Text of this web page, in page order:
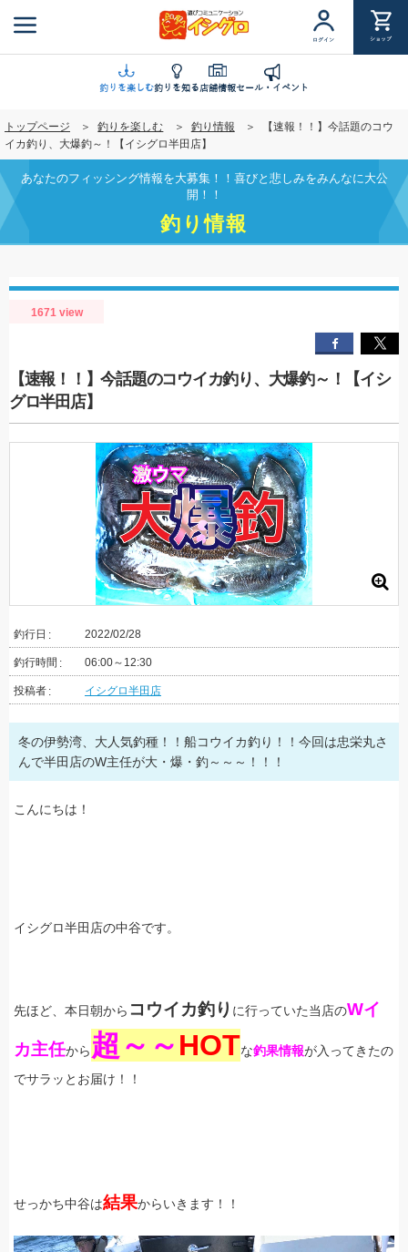
ン
ツ
移
動
ログイン ショップ
釣りを楽しむ釣りを知る店舗情報セール・イベント
トップページ 釣りを楽しむ 釣り情報
【速報！！】今話題のコウ
イカ釣り、大爆釣～！【イシグロ半田店】
あなたのフィッシング情報を大募集！！喜びと悲しみをみんなに大公
開！！
釣り情報
1671 view
【速報！！】今話題のコウイカ釣り、大爆釣～！【イシ
グロ半田店】
釣行日 2022/02/28
釣行時間 06:00～12:30
投稿者 イシグロ半田店
冬の伊勢湾、大人気釣種！！船コウイカ釣り！！今回は忠栄丸さ
んで半田店のW主任が大・爆・釣～～～！！！
こんにちは！
イシグロ半田店の中谷です。
先ほど、本日朝から コウイカ釣り に行っていた当店のWイ
カ主任から 超～～HOTな釣果情報が入ってきたの
でサラッとお届け！！
せっかち中谷は結果からいきます！！